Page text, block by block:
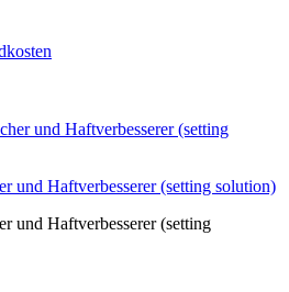
und Haftverbesserer (setting solution)
und Haftverbesserer (setting